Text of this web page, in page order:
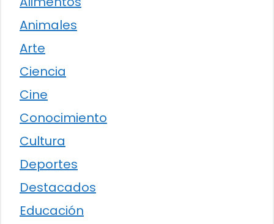
Animales
Arte
Ciencia
Cine
Conocimiento
Cultura
Deportes
Destacados
Educación